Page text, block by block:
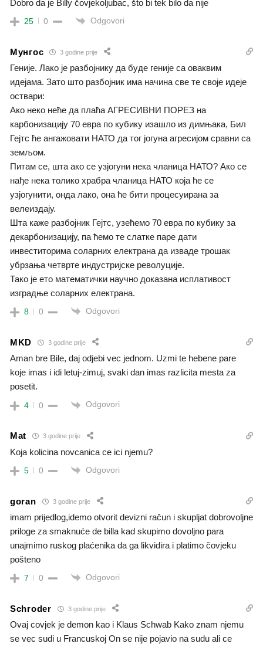
Dobro da je Billy čovjekoljubac, što bi tek bilo da nije
25 0 Odgovori
Мунгос 3 godine prije
Геније. Лако је разбојнику да буде геније са оваквим
идејама. Зато што разбојник има начина све те своје идеје
оствари:
Ако неко неће да плаћа АГРЕСИВНИ ПОРЕЗ на
карбонизацију 70 евра по кубику изашло из димњака, Бил
Гејтс ће ангажовати НАТО да тог јогуна агресијом сравни са
земљом.
Питам се, шта ако се узјогуни нека чланица НАТО? Ако се
нађе нека толико храбра чланица НАТО која ће се
узјогунити, онда лако, она ће бити процесуирана за
велеиздају.
Шта каже разбојник Гејтс, узећемо 70 евра по кубику за
декарбонизацију, па ћемо те слатке паре дати
инвеститорима соларних електрана да изваде трошак
убрзања четврте индустријске револуције.
Тако је ето математички научно доказана исплативост
изградње соларних електрана.
8 0 Odgovori
MKD 3 godine prije
Aman bre Bile, daj odjebi vec jednom. Uzmi te hebene pare
koje imas i idi letuj-zimuj, svaki dan imas razlicita mesta za
posetit.
4 0 Odgovori
Mat 3 godine prije
Koja kolicina novcanica ce ici njemu?
5 0 Odgovori
goran 3 godine prije
imam prijedlog,idemo otvorit devizni račun i skupljat dobrovoljne
priloge za smaknuće de billa kad skupimo dovoljno para
unajmimo ruskog plaćenika da ga likvidira i platimo čovjeku
pošteno
7 0 Odgovori
Schroder 3 godine prije
Ovaj covjek je demon kao i Klaus Schwab Kako znam njemu
se vec sudi u Francuskoj On se nije pojavio na sudu ali ce